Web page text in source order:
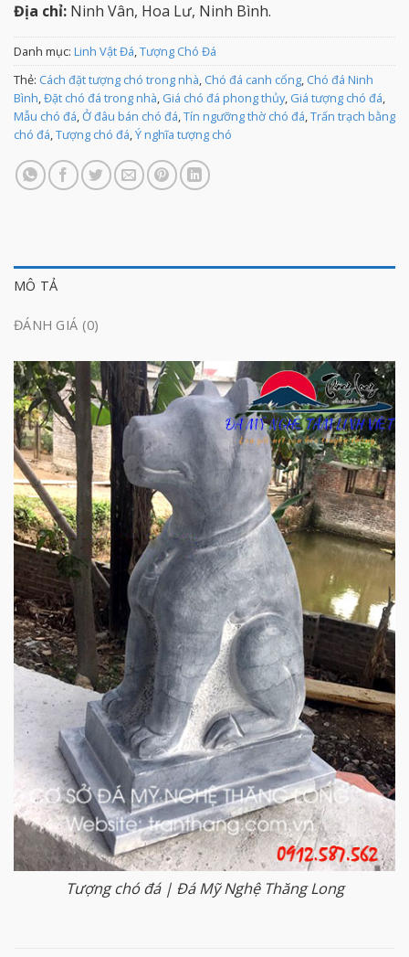
Địa chỉ: Ninh Vân, Hoa Lư, Ninh Bình.
Danh mục: Linh Vật Đá,Tượng Chó Đá
Thẻ: Cách đặt tượng chó trong nhà, Chó đá canh cổng, Chó đá Ninh
Bình,Đặt chó đá trong nhà, Giá chó đá phong thủy, Giá tượng chó đá,
Mẫu chó đá,Ở đâu bán chó đá,Tín ngưỡng thờ chó đá,Trấn trạch bằng
chó đá,Tượng chó đá,Ý nghĩa tượng chó
MÔ TẢ
ĐÁNH GIÁ (0)
Tượng chó đá | Đá Mỹ Nghệ Thăng Long